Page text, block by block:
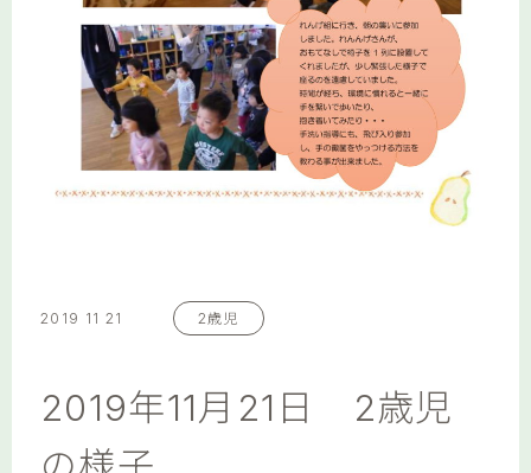
2019 11 21 2歳児
2019年11月21日 2歳児